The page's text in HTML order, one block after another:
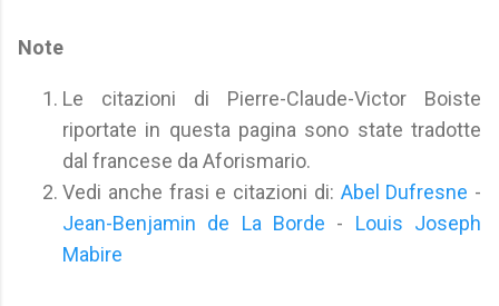
Note
Le citazioni di Pierre-Claude-Victor Boiste
riportate in questa pagina sono state tradotte
dal francese da Aforismario.
Vedi anche frasi e citazioni di: Abel Dufresne -
Jean-Benjamin de La Borde - Louis Joseph
Mabire